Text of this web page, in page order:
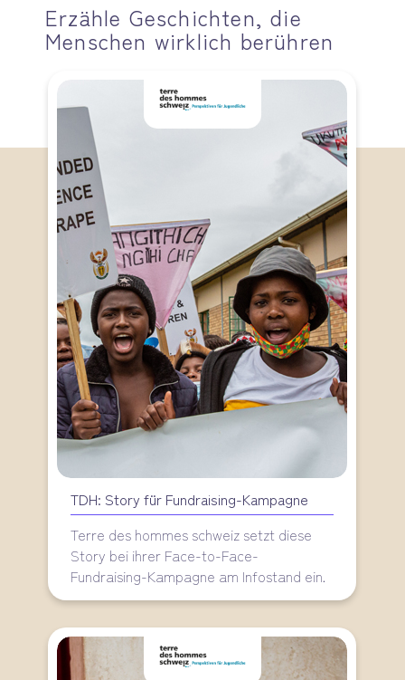
Erzähle Geschichten, die
Menschen wirklich berühren
TDH: Story für Fundraising-Kampagne
Terre des hommes schweiz setzt diese
Story bei ihrer Face-to-Face-
Fundraising-Kampagne am Infostand ein.